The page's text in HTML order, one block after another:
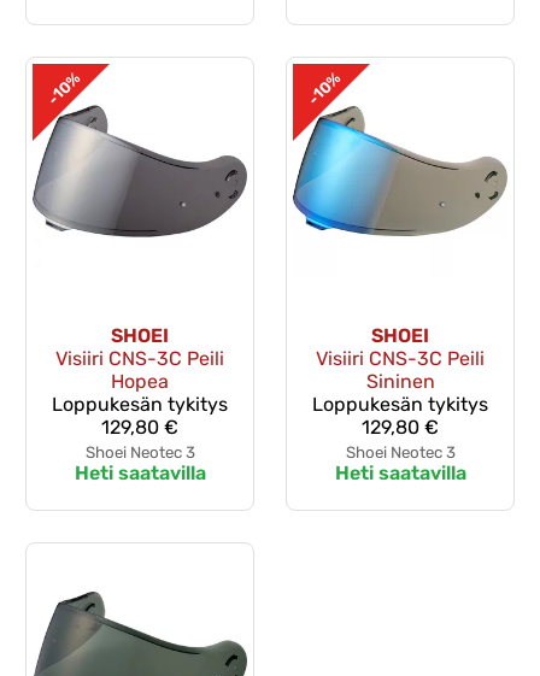
-10%
SHOEI
Visiiri CNS-3C Peili
Hopea
Loppukesän tykitys
129,80 €
Shoei Neotec 3
Heti saatavilla
-10%
SHOEI
Visiiri CNS-3C Peili
Sininen
Loppukesän tykitys
129,80 €
Shoei Neotec 3
Heti saatavilla